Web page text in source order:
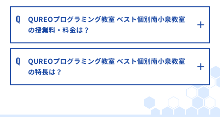
QUREOプログラミング教室 ベスト個別南小泉教室
の授業料・料金は？
QUREOプログラミング教室 ベスト個別南小泉教室
の特長は？